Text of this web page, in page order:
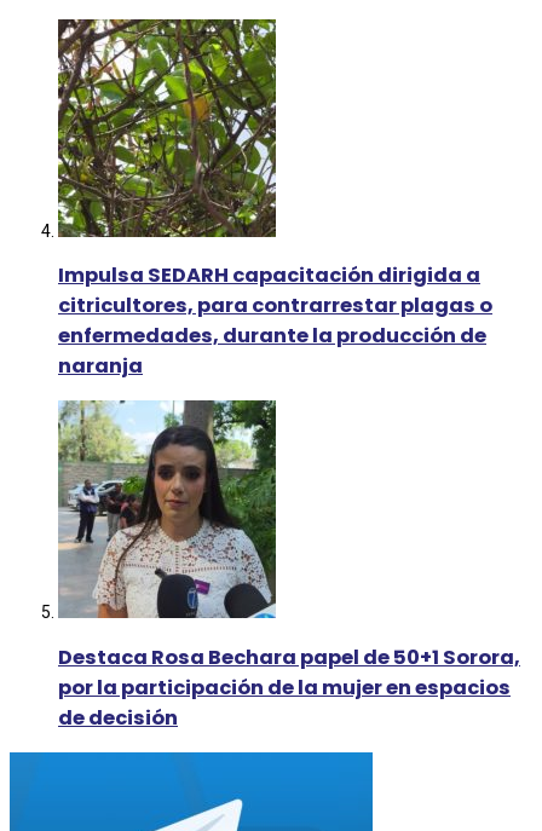
Impulsa SEDARH capacitación dirigida a
citricultores, para contrarrestar plagas o
enfermedades, durante la producción de
naranja
Destaca Rosa Bechara papel de 50+1 Sorora,
por la participación de la mujer en espacios
de decisión